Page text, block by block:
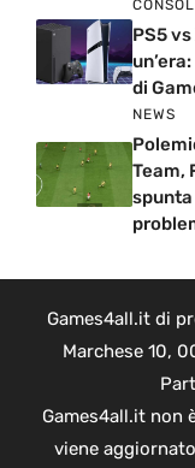
PS5
di
NEWS
Team,
spunta
Games4all.it di
Marchese 10,
Games4all.it non
viene